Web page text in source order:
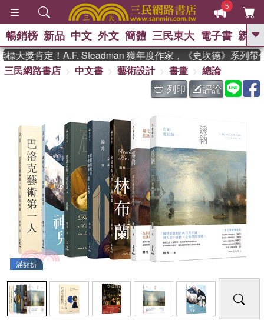
5
GO
熱搜： 東野圭吾 、 The Odyssey
、 如果歷史是一群喵 、 暑期
國際布克獎 臺灣漫遊錄 、 方
孩：黎曼猜想
暢銷榜 新品 中文 外文 簡體 三民東大 電子書 親子
獎肯定！A.F. Steadman 獲年度作家，《史坎德》系列帶你
三民網路書店
中文書 藝術設計 書畫
總論
列印
評論
滿額折